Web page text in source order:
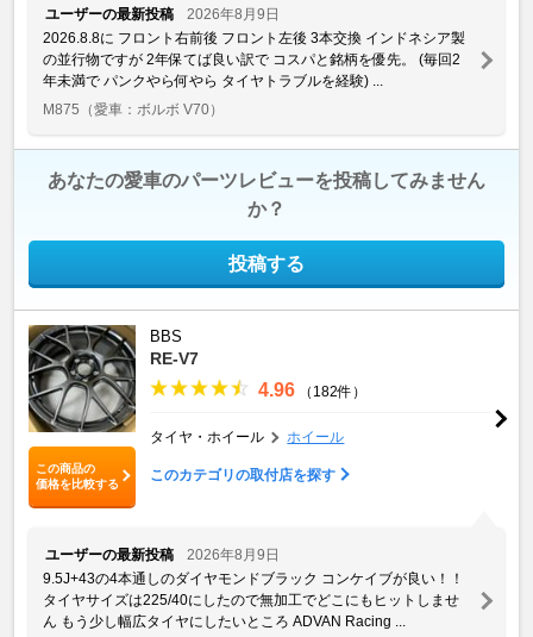
ユーザーの最新投稿
2026年8月9日
2026.8.8に フロント右前後 フロント左後 3本交換 インドネシア製
の並行物ですが 2年保てば良い訳で コスパと銘柄を優先。 (毎回2
年未満で パンクやら何やら タイヤトラブルを経験) ...
M875 （愛車：ボルボ V70）
あなたの愛車のパーツレビューを投稿してみません
か？
投稿する
この商品の
価格を比較する
BBS
RE-V7
4.96 （182件）
タイヤ・ホイール ホイール
このカテゴリの取付店を探す
ユーザーの最新投稿
2026年8月9日
9.5J+43の4本通しのダイヤモンドブラック コンケイブが良い！！
タイヤサイズは225/40にしたので無加工でどこにもヒットしませ
ん もう少し幅広タイヤにしたいところ ADVAN Racing ...